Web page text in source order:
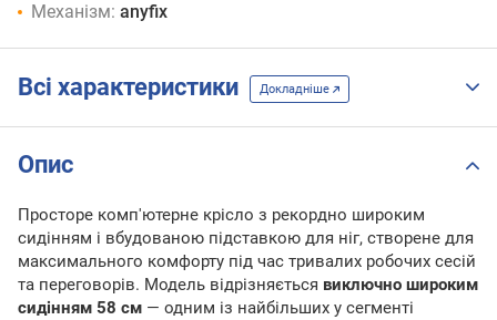
Механізм: anyfix
Всі характеристики Докладніше
Опис
Просторе комп'ютерне крісло з рекордно широким
сидінням і вбудованою підставкою для ніг, створене для
максимального комфорту під час тривалих робочих сесій
та переговорів. Модель відрізняється виключно широким
сидінням 58 см — одним із найбільших у сегменті